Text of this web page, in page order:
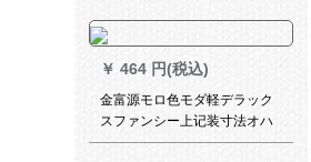
す。部屋の伸縮棒【ネビエ
90%遮光】3.0枚x 1.8高(ダブ
ルオウ)
￥ 464 円(税込)
金富源モロ色モダ軽デラック
スファンシー上记装寸法オハ
イカン1件=1メトールファン